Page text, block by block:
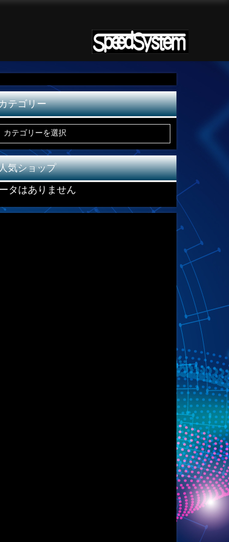
テゴリー
気ショップ
タはありません